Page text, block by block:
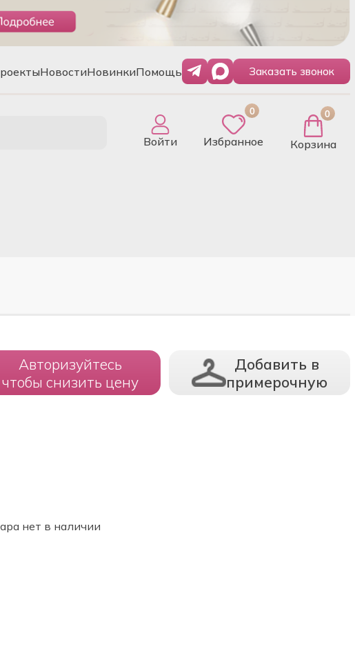
НовостиНовинкиПомощь Заказать звонок
Войти
0
Избранное
0
Корзина
Авторизуйтесь
чтобы снизить цену
Добавить в
примерочную
нет в наличии